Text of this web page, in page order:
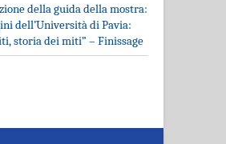
della guida della mostra:
dell’Università di Pavia:
storia dei miti” – Finissage